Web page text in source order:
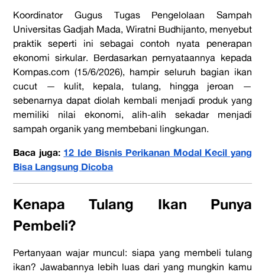
Koordinator Gugus Tugas Pengelolaan Sampah
Universitas Gadjah Mada, Wiratni Budhijanto, menyebut
praktik seperti ini sebagai contoh nyata penerapan
ekonomi sirkular. Berdasarkan pernyataannya kepada
Kompas.com (15/6/2026), hampir seluruh bagian ikan
cucut — kulit, kepala, tulang, hingga jeroan —
sebenarnya dapat diolah kembali menjadi produk yang
memiliki nilai ekonomi, alih-alih sekadar menjadi
sampah organik yang membebani lingkungan.
Baca juga: 12 Ide Bisnis Perikanan Modal Kecil yang
Bisa Langsung Dicoba
Kenapa Tulang Ikan Punya
Pembeli?
Pertanyaan wajar muncul: siapa yang membeli tulang
ikan? Jawabannya lebih luas dari yang mungkin kamu